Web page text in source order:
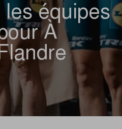
équipes
À